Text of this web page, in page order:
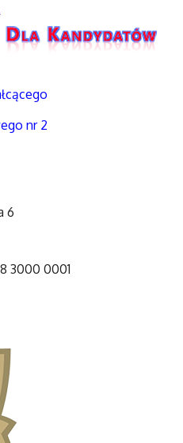
nr 2
6
3000 0001